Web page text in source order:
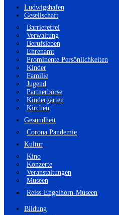
Ludwigshafen
Gesellschaft
Barrierefrei
Verwaltung
Berufsleben
Ehrenamt
Prominente Persönlichkeiten
Kinder
Familie
Jugend
Partnerbörse
Kindergärten
Kirchen
Gesundheit
Corona Pandemie
Kultur
Kino
Konzerte
Veranstaltungen
Museen
Reiss-Engelhorn-Museen
Bildung